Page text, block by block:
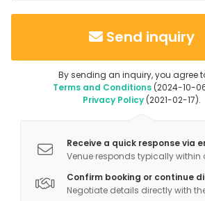
Send inquiry
By sending an inquiry, you agree
Terms and Conditions(2024-10-
Privacy Policy(2021-02-17).
Receive a quick response via
Venue responds typically within
Confirm booking or continue
Negotiate details directly with